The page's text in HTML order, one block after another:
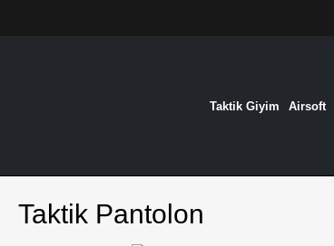
Taktik Giyim Airsoft
Taktik Pantolon